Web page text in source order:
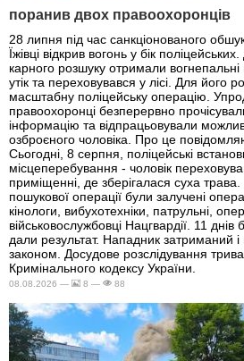
поранив двох правоохоронців
28 липня під час санкціонованого
Їжівці відкрив вогонь у бік
карного розшуку отримали
утік та переховувався у лісі. Для його
масштабну поліцейську операцію.
правоохоронці безперервно
інформацію та відпрацьовували
озброєного чоловіка. Про це
Сьогодні, 8 серпня, поліцейські
місцеперебування - чоловік
приміщенні, де зберігалася суха
пошукової операції були залучені
кінологи, вибухотехніки, патрульні,
військовослужбовці Нацгвардії. 11
дали результат. Нападник затриманий і
законом. Досудове розслідування
Кримінального кодексу України.
08.08.2026 — 8 — 88